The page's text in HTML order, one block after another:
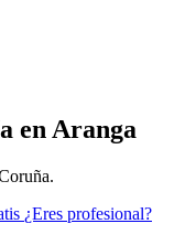
en Aranga
¿Eres profesional?